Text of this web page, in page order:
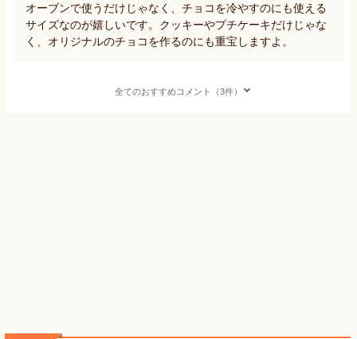
オーブンで使うだけじゃなく、チョコを冷やすのにも使える
サイズなのが嬉しいです。クッキーやプチケーキだけじゃな
く、オリジナルのチョコを作るのにも重宝しますよ。
全てのおすすめコメント（3件）